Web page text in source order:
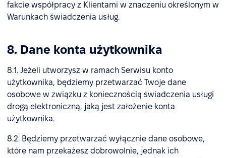
fakcie współpracy z Klientami w znaczeniu określonym w
Warunkach świadczenia usług.
8. Dane konta użytkownika
8.1. Jeżeli utworzysz w ramach Serwisu konto
użytkownika, będziemy przetwarzać Twoje dane
osobowe w związku z koniecznością świadczenia usługi
drogą elektroniczną, jaką jest założenie konta
użytkownika.
8.2. Będziemy przetwarzać wyłącznie dane osobowe,
które nam przekażesz dobrowolnie, jednak ich